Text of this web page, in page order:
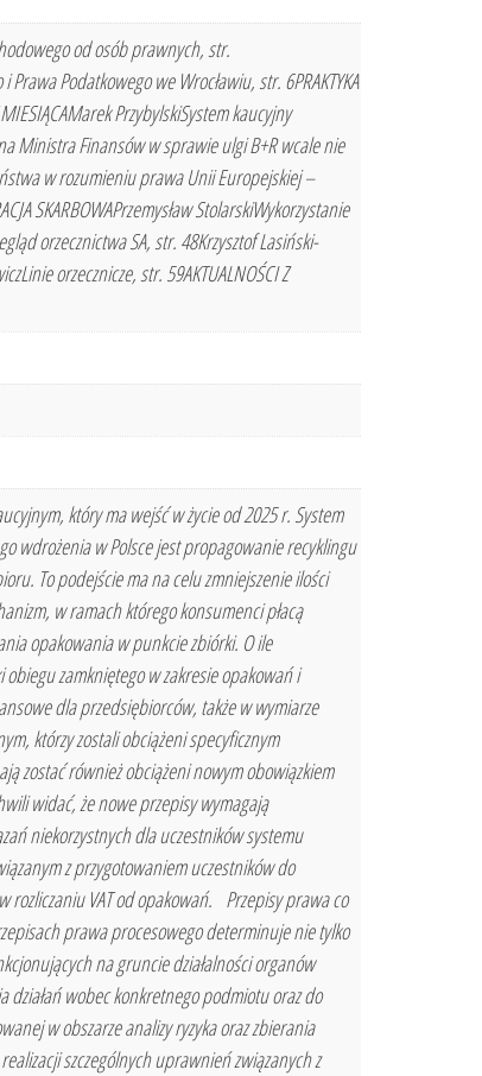
od osób prawnych, str.
Prawa Podatkowego we Wrocławiu, str. 6PRAKTYKA
PrzybylskiSystem kaucyjny
Ministra Finansów w sprawie ulgi B+R wcale nie
w rozumieniu prawa Unii Europejskiej –
SKARBOWAPrzemysław StolarskiWykorzystanie
orzecznictwa SA, str. 48Krzysztof Lasiński-
orzecznicze, str. 59AKTUALNOŚCI Z
który ma wejść w życie od 2025 r. System
wdrożenia w Polsce jest propagowanie recyklingu
To podejście ma na celu zmniejszenie ilości
w ramach którego konsumenci płacą
opakowania w punkcie zbiórki. O ile
zamkniętego w zakresie opakowań i
dla przedsiębiorców, także w wymiarze
którzy zostali obciążeni specyficznym
zostać również obciążeni nowym obowiązkiem
widać, że nowe przepisy wymagają
niekorzystnych dla uczestników systemu
z przygotowaniem uczestników do
rozliczaniu VAT od opakowań. Przepisy prawa co
prawa procesowego determinuje nie tylko
na gruncie działalności organów
wobec konkretnego podmiotu oraz do
w obszarze analizy ryzyka oraz zbierania
szczególnych uprawnień związanych z